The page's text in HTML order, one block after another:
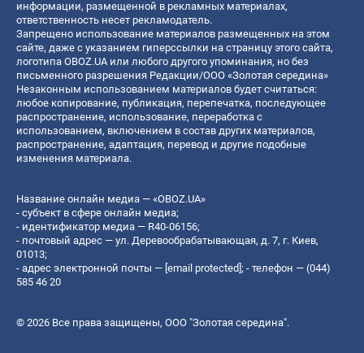
информации, размещенной в рекламных материалах,
ответственность несет рекламодатель.
Запрещено использование материалов размещенных на этом
сайте, даже с указанием гиперссылки на страницу этого сайта,
логотипа OBOZ.UA или любого другого упоминания, но без
письменного разрешения Редакции/ООО «Золотая середина»
Незаконным использованием материалов будет считаться:
любое копирование, публикация, перепечатка, последующее
распространение, использование, переработка с
использованием, включением в состав других материалов,
распространение, адаптация, перевод и другие подобные
изменения материала.
Название онлайн медиа — «OBOZ.UA»
- субъект в сфере онлайн медиа;
- идентификатор медиа — R40-06156;
- почтовый адрес — ул. Деревообрабатывающая, д. 7, г. Киев,
01013;
- адрес электронной почты — [email protected]; - телефон — (044)
585 46 20
© 2026 Все права защищены, ООО "Золотая середина".